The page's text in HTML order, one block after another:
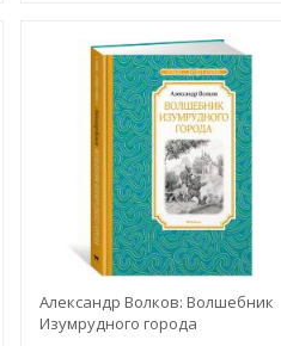
Александр Волков: Волшебник
Изумрудного города